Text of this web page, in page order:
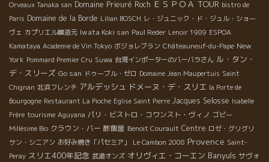
Orveaux Tanaka san Domaine Prieuré Roch ＥＳＰＯＡ TOUR bistro de
Paris Domaine de la Borde Lilian BOSCH レ・ジュニック・ド・ジュル・ショー
ヴェ カプリエル醸造元 Iwata Koki san Paul Reder Lenoir 1989 ESPOA
Kamataya Academie de Vin Tokyo ボジョレブラン Châteauneuf-du-Pape New
York Pommard Premier Cru Suwa 台湾インポーターのバーバラさん ル・タン・
デ・スリーズ Go san ドゥーブル・ゼロ Domaine Jean Maupertuis Saint
Chignan 北浜フレンチ アルデッシュ ドメーヌ・デ・スリエ la Porte de
Bourgogne Restaurant La Pioche Eglise Saint Pierre Jacques Selosse Isabelle
Frère tourisme Aguyana パリ・ビストロ・コワンスト・ヴィノ ゴビー
Millésime Bio クラウン・バー 酢飯屋 Benoit Courault Centre ロゼ・グリグリ
サン・シニアン お好み焼き「パセミア」 Le Cambon 2008 Provence Saint-
Peray スリエ400年記念 武道オンズ オリヴィエ・コーエン Banyuls サヴォ